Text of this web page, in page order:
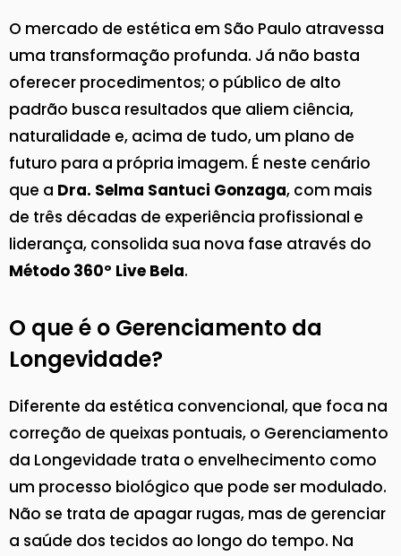
O mercado de estética em São Paulo atravessa
uma transformação profunda. Já não basta
oferecer procedimentos; o público de alto
padrão busca resultados que aliem ciência,
naturalidade e, acima de tudo, um plano de
futuro para a própria imagem. É neste cenário
que a Dra. Selma Santuci Gonzaga, com mais
de três décadas de experiência profissional e
liderança, consolida sua nova fase através do
Método 360º Live Bela.
O que é o Gerenciamento da
Longevidade?
Diferente da estética convencional, que foca na
correção de queixas pontuais, o Gerenciamento
da Longevidade trata o envelhecimento como
um processo biológico que pode ser modulado.
Não se trata de apagar rugas, mas de gerenciar
a saúde dos tecidos ao longo do tempo. Na